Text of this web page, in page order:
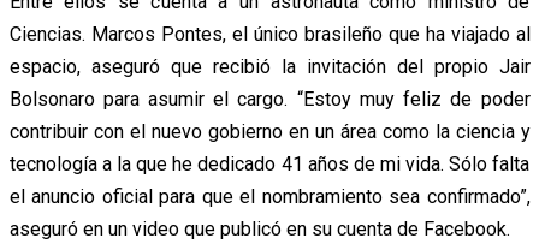
Ciencias. Marcos Pontes, el único brasileño que ha viajado al
espacio, aseguró que recibió la invitación del propio Jair
Bolsonaro para asumir el cargo. “Estoy muy feliz de poder
contribuir con el nuevo gobierno en un área como la ciencia y
tecnología a la que he dedicado 41 años de mi vida. Sólo falta
el anuncio oficial para que el nombramiento sea confirmado”,
aseguró en un video que publicó en su cuenta de Facebook.